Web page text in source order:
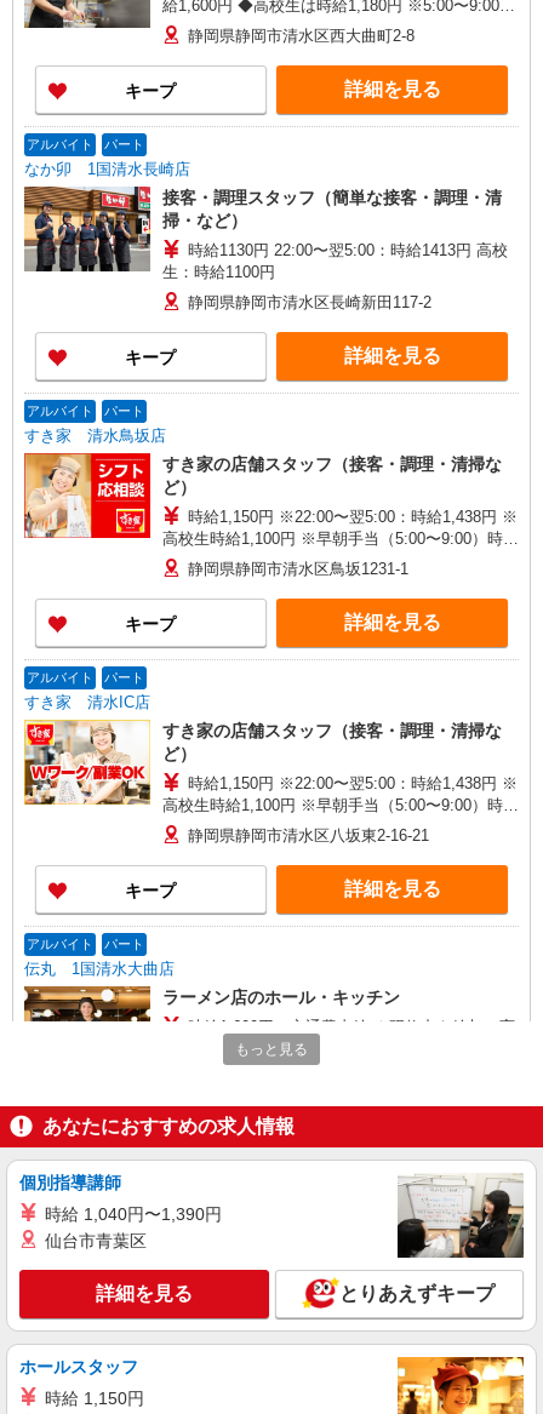
給1,600円 ◆高校生は時給1,180円 ※5:00〜9:00も
深夜時給と同額 ※研修中も給与の変動なし
静岡県静岡市清水区西大曲町2-8
キープ 詳細を見る
アルバイト パート
なか卯 1国清水長崎店
接客・調理スタッフ（簡単な接客・調理・清
掃・など）
時給1130円 22:00〜翌5:00：時給1413円 高校
生：時給1100円
静岡県静岡市清水区長崎新田117-2
キープ 詳細を見る
アルバイト パート
すき家 清水鳥坂店
すき家の店舗スタッフ（接客・調理・清掃な
ど）
時給1,150円 ※22:00〜翌5:00：時給1,438円 ※
高校生時給1,100円 ※早朝手当（5:00〜9:00）時給
＋150円
静岡県静岡市清水区鳥坂1231-1
キープ 詳細を見る
アルバイト パート
すき家 清水IC店
すき家の店舗スタッフ（接客・調理・清掃な
ど）
時給1,150円 ※22:00〜翌5:00：時給1,438円 ※
高校生時給1,100円 ※早朝手当（5:00〜9:00）時給
＋150円
静岡県静岡市清水区八坂東2-16-21
キープ 詳細を見る
アルバイト パート
伝丸 1国清水大曲店
ラーメン店のホール・キッチン
時給1,600円＋交通費支給 ※研修中も給与の変
キープ
アルバイト パート
ジョリーパスタ 清水鳥坂店
時給1180円 ※22:00以降は時給1475円 ※高校
生時給1120円 ※労働組合費あり（基本時給×月間
時間数×1.8％） ■土日・祝手当 土日・祝は時給＋
50円
静岡県静岡市清水区鳥坂897-1
キープ 詳細を見る
もっと見る
あなたにおすすめの求人情報
個別指導講師
時給 1,040円〜1,390円
仙台市青葉区
詳細を見る とりあえずキープ
ホールスタッフ
時給 1,150円